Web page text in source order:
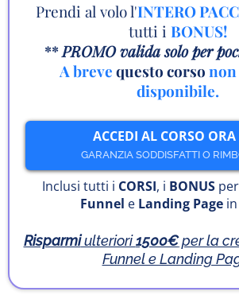
Prendi al volo l'INTERO
tutti i BONUS!
**PROMO valida solo per
A brevequesto corsonon
disponibile.
ACCEDI AL CORSO ORA
GARANZIA SODDISFATTI O
Inclusi tutti i CORSI, i BONUSper
Funnel e Landing Page in
Risparmiulteriori1500€per la
Funnel e Landing